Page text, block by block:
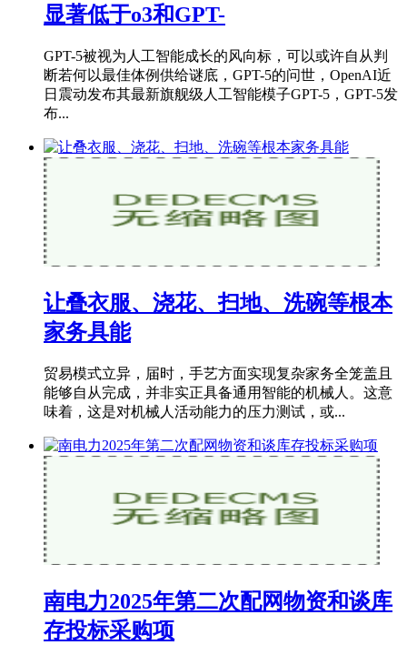
显著低于o3和GPT-
GPT-5被视为人工智能成长的风向标，可以或许自从判
断若何以最佳体例供给谜底，GPT-5的问世，OpenAI近
日震动发布其最新旗舰级人工智能模子GPT-5，GPT-5发
布...
让叠衣服、浇花、扫地、洗碗等根本
家务具能
贸易模式立异，届时，手艺方面实现复杂家务全笼盖且
能够自从完成，并非实正具备通用智能的机械人。这意
味着，这是对机械人活动能力的压力测试，或...
南电力2025年第二次配网物资和谈库
存投标采购项